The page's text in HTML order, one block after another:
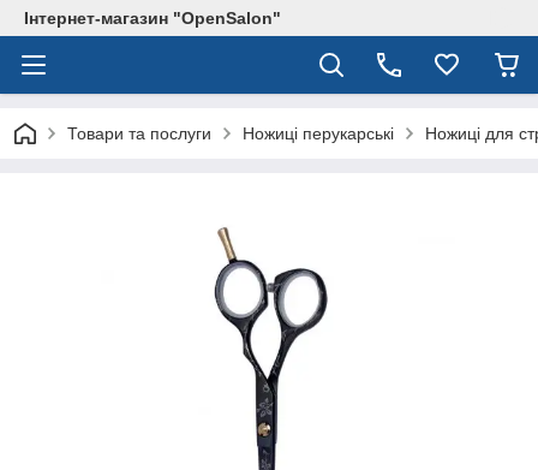
Інтернет-магазин "OpenSalon"
Товари та послуги Ножиці перукарські Ножиці для